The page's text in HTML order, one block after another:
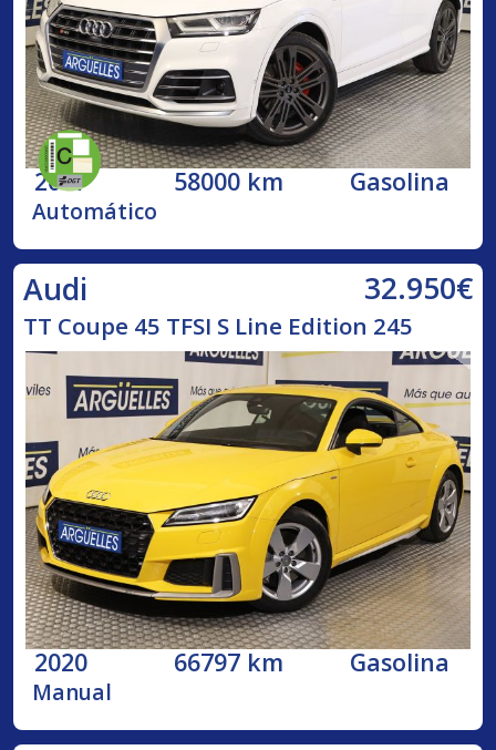
2017 58000 km Gasolina
Automático
Audi 32.950€
TT Coupe 45 TFSI S Line Edition 245
2020 66797 km Gasolina
Manual